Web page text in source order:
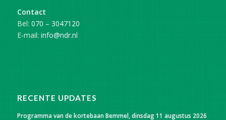
Contact
Bel: 070 – 3047120
E-mail: info@ndr.nl
RECENTE UPDATES
Programma van de kortebaan Bemmel, dinsdag 11 augustus 2026